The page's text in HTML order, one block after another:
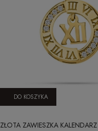
ZŁOTA ZAWIESZKA
DO KOSZYKA